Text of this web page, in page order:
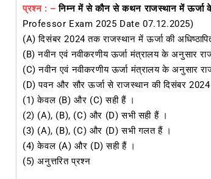
प्रश्न : – निम्न में से कौन से कथन राजस्थान में ऊर्जा
Professor Exam 2025 Date 07.12.2025)
(A) दिसंबर 2024 तक राजस्थान में ऊर्जा की
(B) नवीन एवं नवीकरणीय ऊर्जा मंत्रालय के अनुसार
(C) नवीन एवं नवीकरणीय ऊर्जा मंत्रालय के अनुसार
(D) पवन और सौर ऊर्जा से राजस्थान की दिसंबर
(1) केवल (B) और (C) सही हैं ।
(2) (A), (B), (C) और (D) सभी सही हैं ।
(3) (A), (B), (C) और (D) सभी गलत हैं ।
(4) केवल (A) और (D) सही हैं ।
(5) अनुत्तरित प्रश्न